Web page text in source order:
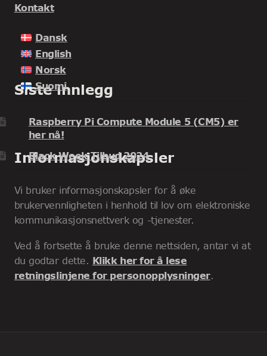
Kontakt
Dansk
English
Norsk
Suomi
Siste innlegg
Raspberry Pi Compute Module 5 (CM5) er
her nå!
Black Week Tilbud 2024
Informasjonskapsler
Vi bruker informasjonskapsler for å øke
brukervennligheten i henhold til lov om elektroniske
kommunikasjonsnettverk og -tjenester.
Ved å fortsette å bruke denne nettsiden, antar vi at
du godtar dette. Klikk her for å lese
retningslinjene for personopplysninger.